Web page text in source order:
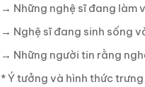
→ Những nghệ sĩ đang làm
→ Nghệ sĩ đang sinh sống
→ Những người tin rằng
* Ý tưởng và hình thức